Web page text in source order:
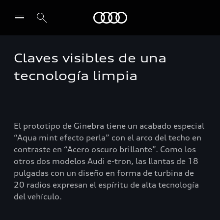
Claves visibles de una
tecnología limpia
El prototipo de Ginebra tiene un acabado especial
“Aqua mint efecto perla” con el arco del techo en
contraste en “Acero oscuro brillante”. Como los
otros dos modelos Audi e-tron, las llantas de 18
pulgadas con un diseño en forma de turbina de
20 radios expresan el espíritu de alta tecnología
del vehículo.